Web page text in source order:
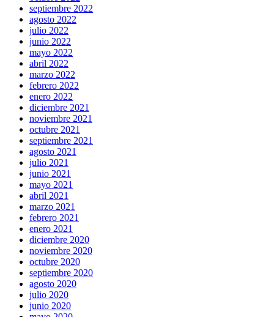
septiembre 2022
agosto 2022
julio 2022
junio 2022
mayo 2022
abril 2022
marzo 2022
febrero 2022
enero 2022
diciembre 2021
noviembre 2021
octubre 2021
septiembre 2021
agosto 2021
julio 2021
junio 2021
mayo 2021
abril 2021
marzo 2021
febrero 2021
enero 2021
diciembre 2020
noviembre 2020
octubre 2020
septiembre 2020
agosto 2020
julio 2020
junio 2020